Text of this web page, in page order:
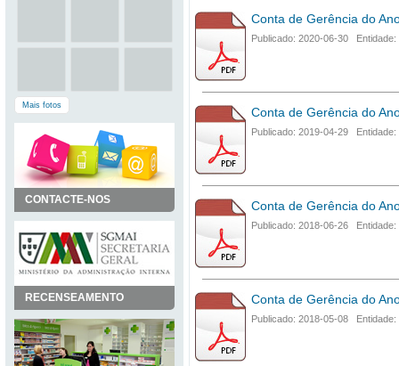
Mais fotos
CONTACTE-NOS
RECENSEAMENTO
Conta de Gerência do
Publicado: 2020-06-30
Conta de Gerência do
Publicado: 2019-04-29
Conta de Gerência do
Publicado: 2018-06-26
Conta de Gerência do
Publicado: 2018-05-08